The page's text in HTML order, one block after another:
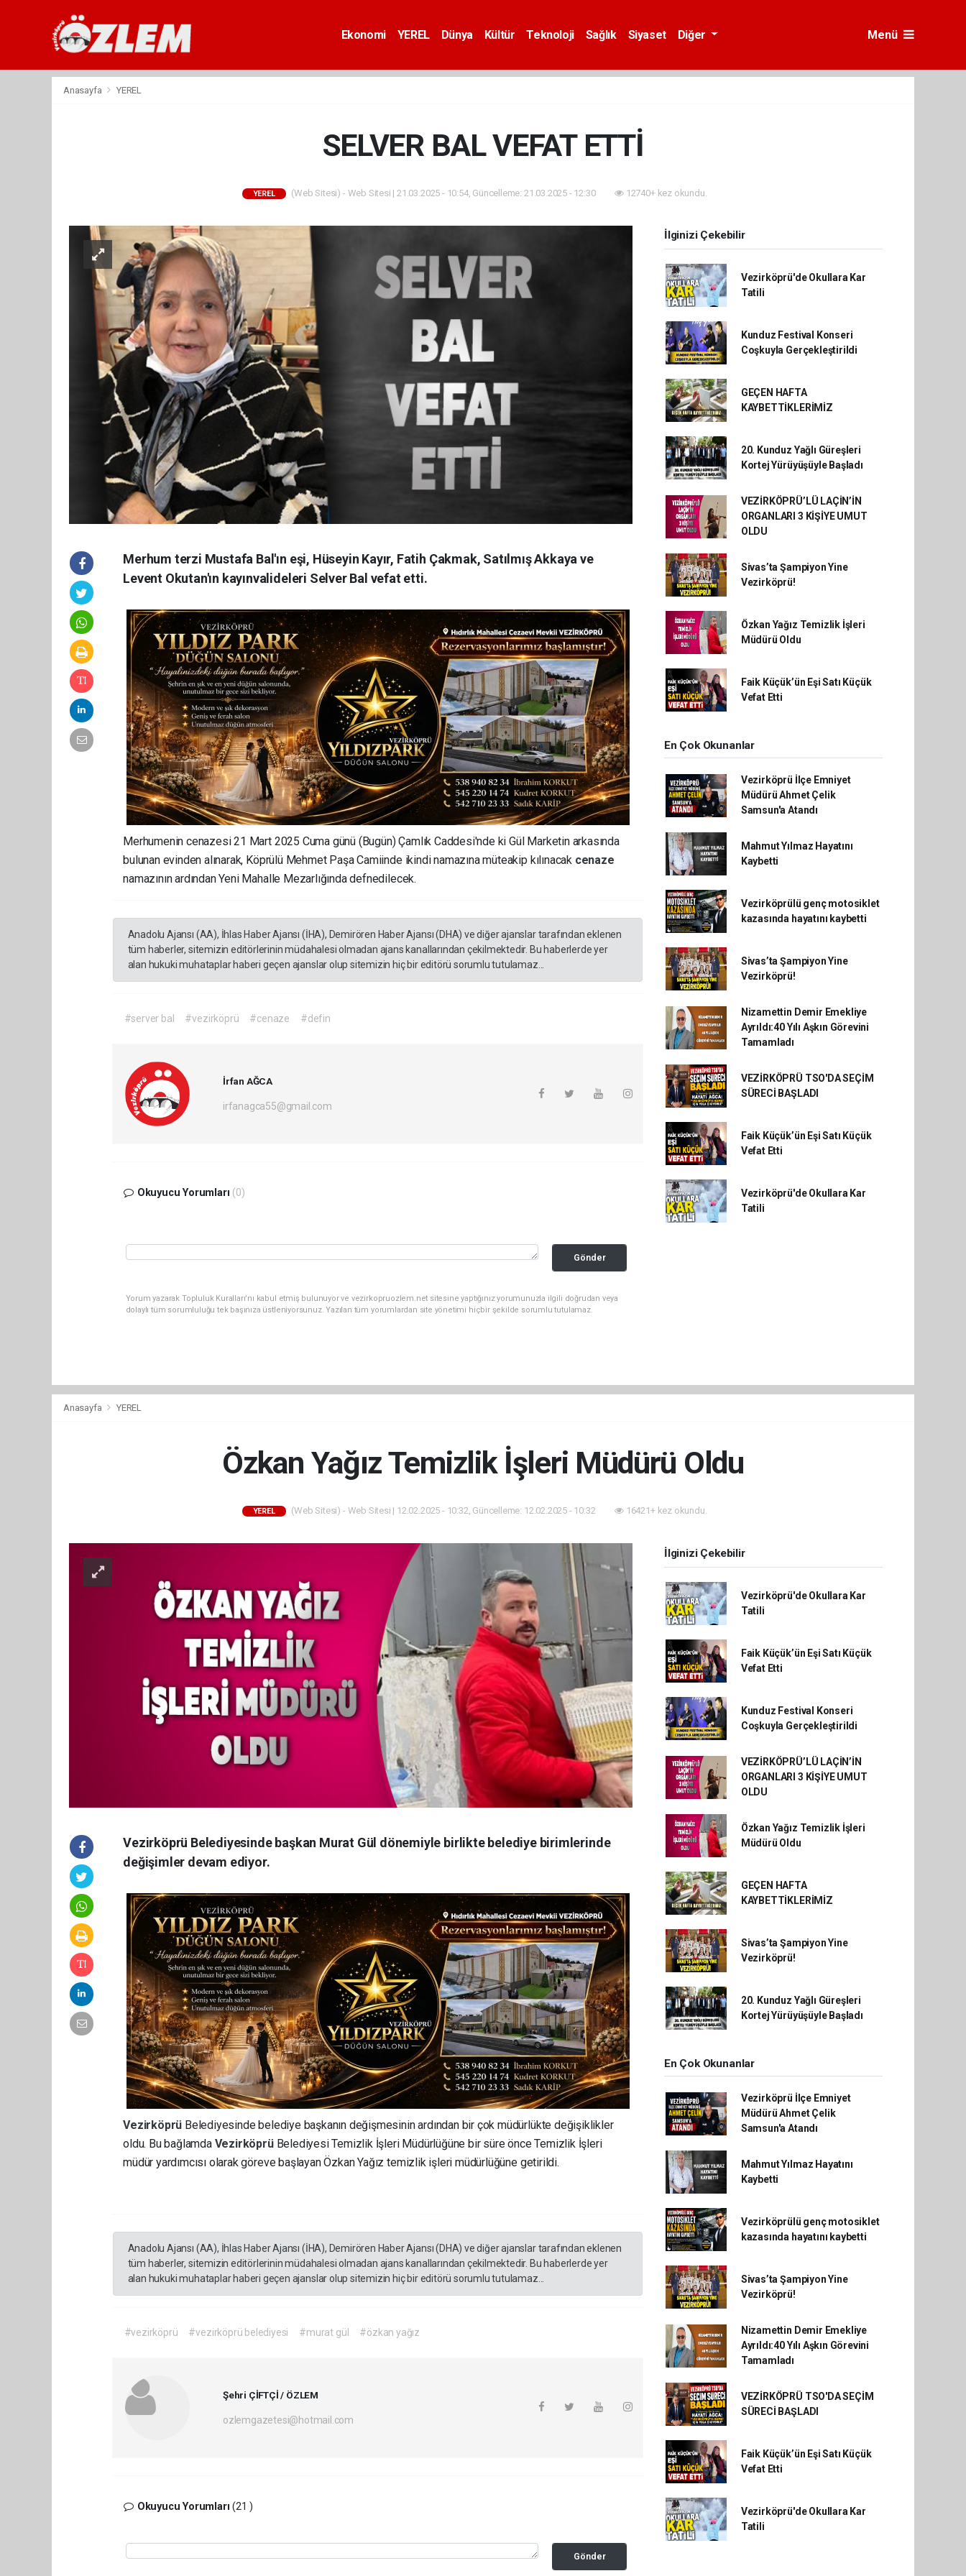
Ekonomi YEREL Dünya Kültür Teknoloji Sağlık Siyaset Diğer Menü
Anasayfa YEREL
SELVER BAL VEFAT ETTİ
YEREL (Web Sitesi) - Web Sitesi | 21.03.2025 - 10:54, Güncelleme: 21.03.2025 - 12:30 12740+ kez okundu.
Merhum terzi Mustafa Bal'ın eşi, Hüseyin Kayır, Fatih Çakmak, Satılmış Akkaya ve
Levent Okutan'ın kayınvalideleri Selver Bal vefat etti.
Merhumenin cenazesi 21 Mart 2025 Cuma günü (Bugün) Çamlık Caddesi'nde ki Gül Marketin arkasında
bulunan evinden alınarak, Köprülü Mehmet Paşa Camiinde ikindi namazına müteakip kılınacak cenaze
namazının ardından Yeni Mahalle Mezarlığında defnedilecek.
Anadolu Ajansı (AA), İhlas Haber Ajansı (İHA), Demirören Haber Ajansı (DHA) ve diğer ajanslar tarafından eklenen
tüm haberler, sitemizin editörlerinin müdahalesi olmadan ajans kanallarından çekilmektedir. Bu haberlerde yer
alan hukuki muhataplar haberi geçen ajanslar olup sitemizin hiç bir editörü sorumlu tutulamaz...
#server bal #vezirköprü #cenaze #defin
İrfan AĞCA
irfanagca55@gmail.com
Okuyucu Yorumları (0)
Gönder
Yorum yazarak Topluluk Kuralları’nı kabul etmiş bulunuyor ve vezirkopruozlem.net sitesine yaptığınız yorumunuzla ilgili doğrudan veya
dolaylı tüm sorumluluğu tek başınıza üstleniyorsunuz. Yazılan tüm yorumlardan site yönetimi hiçbir şekilde sorumlu tutulamaz.
İlginizi Çekebilir
Vezirköprü'de Okullara Kar
Tatili
Kunduz Festival Konseri
Coşkuyla Gerçekleştirildi
GEÇEN HAFTA
KAYBETTİKLERİMİZ
20. Kunduz Yağlı Güreşleri
Kortej Yürüyüşüyle Başladı
VEZİRKÖPRÜ’LÜ LAÇİN’İN
ORGANLARI 3 KİŞİYE UMUT
OLDU
Sivas’ta Şampiyon Yine
Vezirköprü!
Özkan Yağız Temizlik İşleri
Müdürü Oldu
Faik Küçük’ün Eşi Satı Küçük
Vefat Etti
En Çok Okunanlar
Vezirköprü İlçe Emniyet
Müdürü Ahmet Çelik
Samsun'a Atandı
Mahmut Yılmaz Hayatını
Kaybetti
Vezirköprülü genç motosiklet
kazasında hayatını kaybetti
Sivas’ta Şampiyon Yine
Vezirköprü!
Nizamettin Demir Emekliye
Ayrıldı:40 Yılı Aşkın Görevini
Tamamladı
VEZİRKÖPRÜ TSO'DA SEÇİM
SÜRECİ BAŞLADI
Faik Küçük’ün Eşi Satı Küçük
Vefat Etti
Vezirköprü'de Okullara Kar
Tatili
Anasayfa YEREL
Özkan Yağız Temizlik İşleri Müdürü Oldu
YEREL (Web Sitesi) - Web Sitesi | 12.02.2025 - 10:32, Güncelleme: 12.02.2025 - 10:32 16421+ kez okundu.
Vezirköprü Belediyesinde başkan Murat Gül dönemiyle birlikte belediye birimlerinde
değişimler devam ediyor.
Vezirköprü Belediyesinde belediye başkanın değişmesinin ardından bir çok müdürlükte değişiklikler
oldu. Bu bağlamda Vezirköprü Belediyesi Temizlik İşleri Müdürlüğüne bir süre önce Temizlik İşleri
müdür yardımcısı olarak göreve başlayan Özkan Yağız temizlik işleri müdürlüğüne getirildi.
Anadolu Ajansı (AA), İhlas Haber Ajansı (İHA), Demirören Haber Ajansı (DHA) ve diğer ajanslar tarafından eklenen
tüm haberler, sitemizin editörlerinin müdahalesi olmadan ajans kanallarından çekilmektedir. Bu haberlerde yer
alan hukuki muhataplar haberi geçen ajanslar olup sitemizin hiç bir editörü sorumlu tutulamaz...
#vezirköprü #vezirköprü belediyesi #murat gül #özkan yağız
Şehri ÇİFTÇİ / ÖZLEM
ozlemgazetesi@hotmail.com
Okuyucu Yorumları(21 )
Gönder
İlginizi Çekebilir
Vezirköprü'de Okullara Kar
Tatili
Faik Küçük’ün Eşi Satı Küçük
Vefat Etti
Kunduz Festival Konseri
Coşkuyla Gerçekleştirildi
VEZİRKÖPRÜ’LÜ LAÇİN’İN
ORGANLARI 3 KİŞİYE UMUT
OLDU
Özkan Yağız Temizlik İşleri
Müdürü Oldu
GEÇEN HAFTA
KAYBETTİKLERİMİZ
Sivas’ta Şampiyon Yine
Vezirköprü!
20. Kunduz Yağlı Güreşleri
Kortej Yürüyüşüyle Başladı
En Çok Okunanlar
Vezirköprü İlçe Emniyet
Müdürü Ahmet Çelik
Samsun'a Atandı
Mahmut Yılmaz Hayatını
Kaybetti
Vezirköprülü genç motosiklet
kazasında hayatını kaybetti
Sivas’ta Şampiyon Yine
Vezirköprü!
Nizamettin Demir Emekliye
Ayrıldı:40 Yılı Aşkın Görevini
Tamamladı
VEZİRKÖPRÜ TSO'DA SEÇİM
SÜRECİ BAŞLADI
Faik Küçük’ün Eşi Satı Küçük
Vefat Etti
Vezirköprü'de Okullara Kar
Tatili